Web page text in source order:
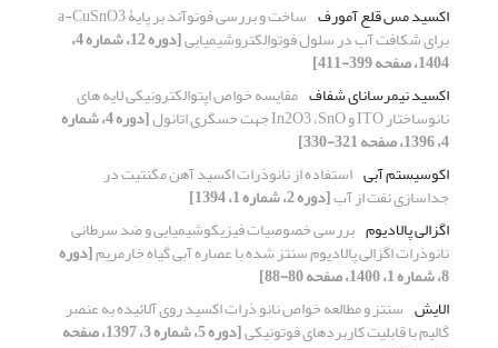
اکسید مس قلع آمورف
ساخت و بررسی فوتوآند بر پایۀ a-CuSnO3
برای شکافت آب در سلول فوتوالکتروشیمیایی [دوره 12، شماره 4،
1404، صفحه 399-411]
اکسید نیمرسانای شفاف مقایسه خواص اپتوالکترونیکی لایه های
نانوساختار ITO و In2O3 ،SnO جهت حسگری اتانول [دوره 4، شماره
4، 1396، صفحه 321-330]
اکوسیستم آبی استفاده از نانوذرات اکسید آهن مگنتیت در
جداسازی نفت از آب[دوره 2، شماره 1، 1394]
اگزالی پالادیوم بررسی خصوصیات فیزیکوشیمیایی و ضد سرطانی
نانوذرات اگزالی پالادیوم سنتز شده با عصاره آبی گیاه خارمریم[دوره
8، شماره 1، 1400، صفحه 80-88]
الایش سنتز و مطالعه خواص نانو ذرات اکسید روی آلائیده به عنصر
گالیم با قابلیت کاربردهای فوتونیکی [دوره 5، شماره 3، 1397، صفحه